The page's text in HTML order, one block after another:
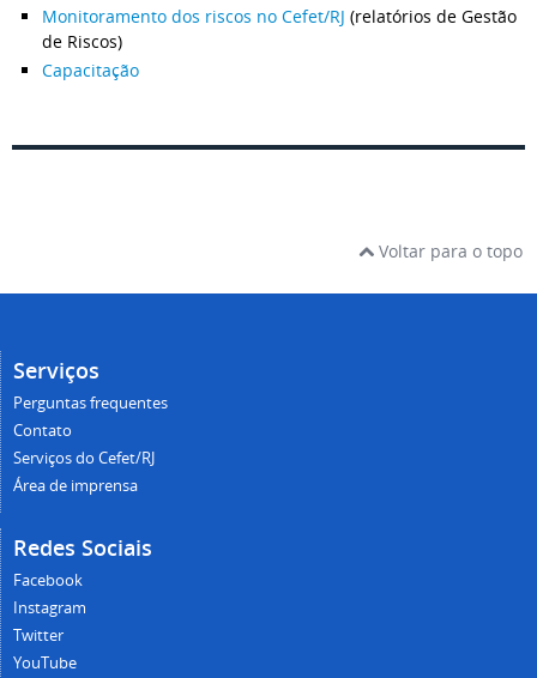
Monitoramento dos riscos no Cefet/RJ (relatórios de Gestão
de Riscos)
Capacitação
Voltar para o topo
Serviços
Perguntas frequentes
Contato
Serviços do Cefet/RJ
Área de imprensa
Redes Sociais
Facebook
Instagram
Twitter
YouTube